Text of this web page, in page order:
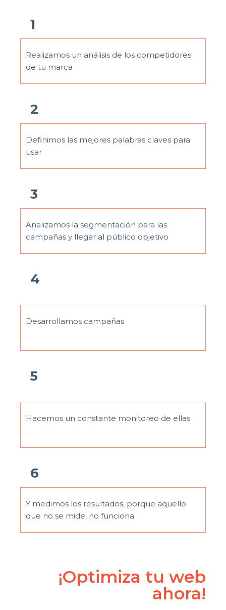
1
Realizamos un análisis de los competidores
de tu marca
2
Definimos las mejores palabras claves para
usar
3
Analizamos la segmentación para las
campañas y llegar al público objetivo
4
Desarrollamos campañas
5
Hacemos un constante monitoreo de ellas
6
Y medimos los resultados, porque aquello
que no se mide, no funciona
¡Optimiza tu web
ahora!